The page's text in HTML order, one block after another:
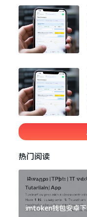
热门阅读
imtoken钱包安卓